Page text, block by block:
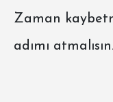
Zaman
adımı atmalısın.